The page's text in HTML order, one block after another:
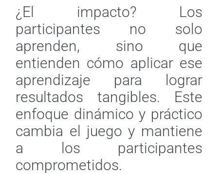
¿El impacto? Los
participantes no solo
aprenden, sino que
entienden cómo aplicar ese
aprendizaje para lograr
resultados tangibles. Este
enfoque dinámico y práctico
cambia el juego y mantiene
a los participantes
comprometidos.